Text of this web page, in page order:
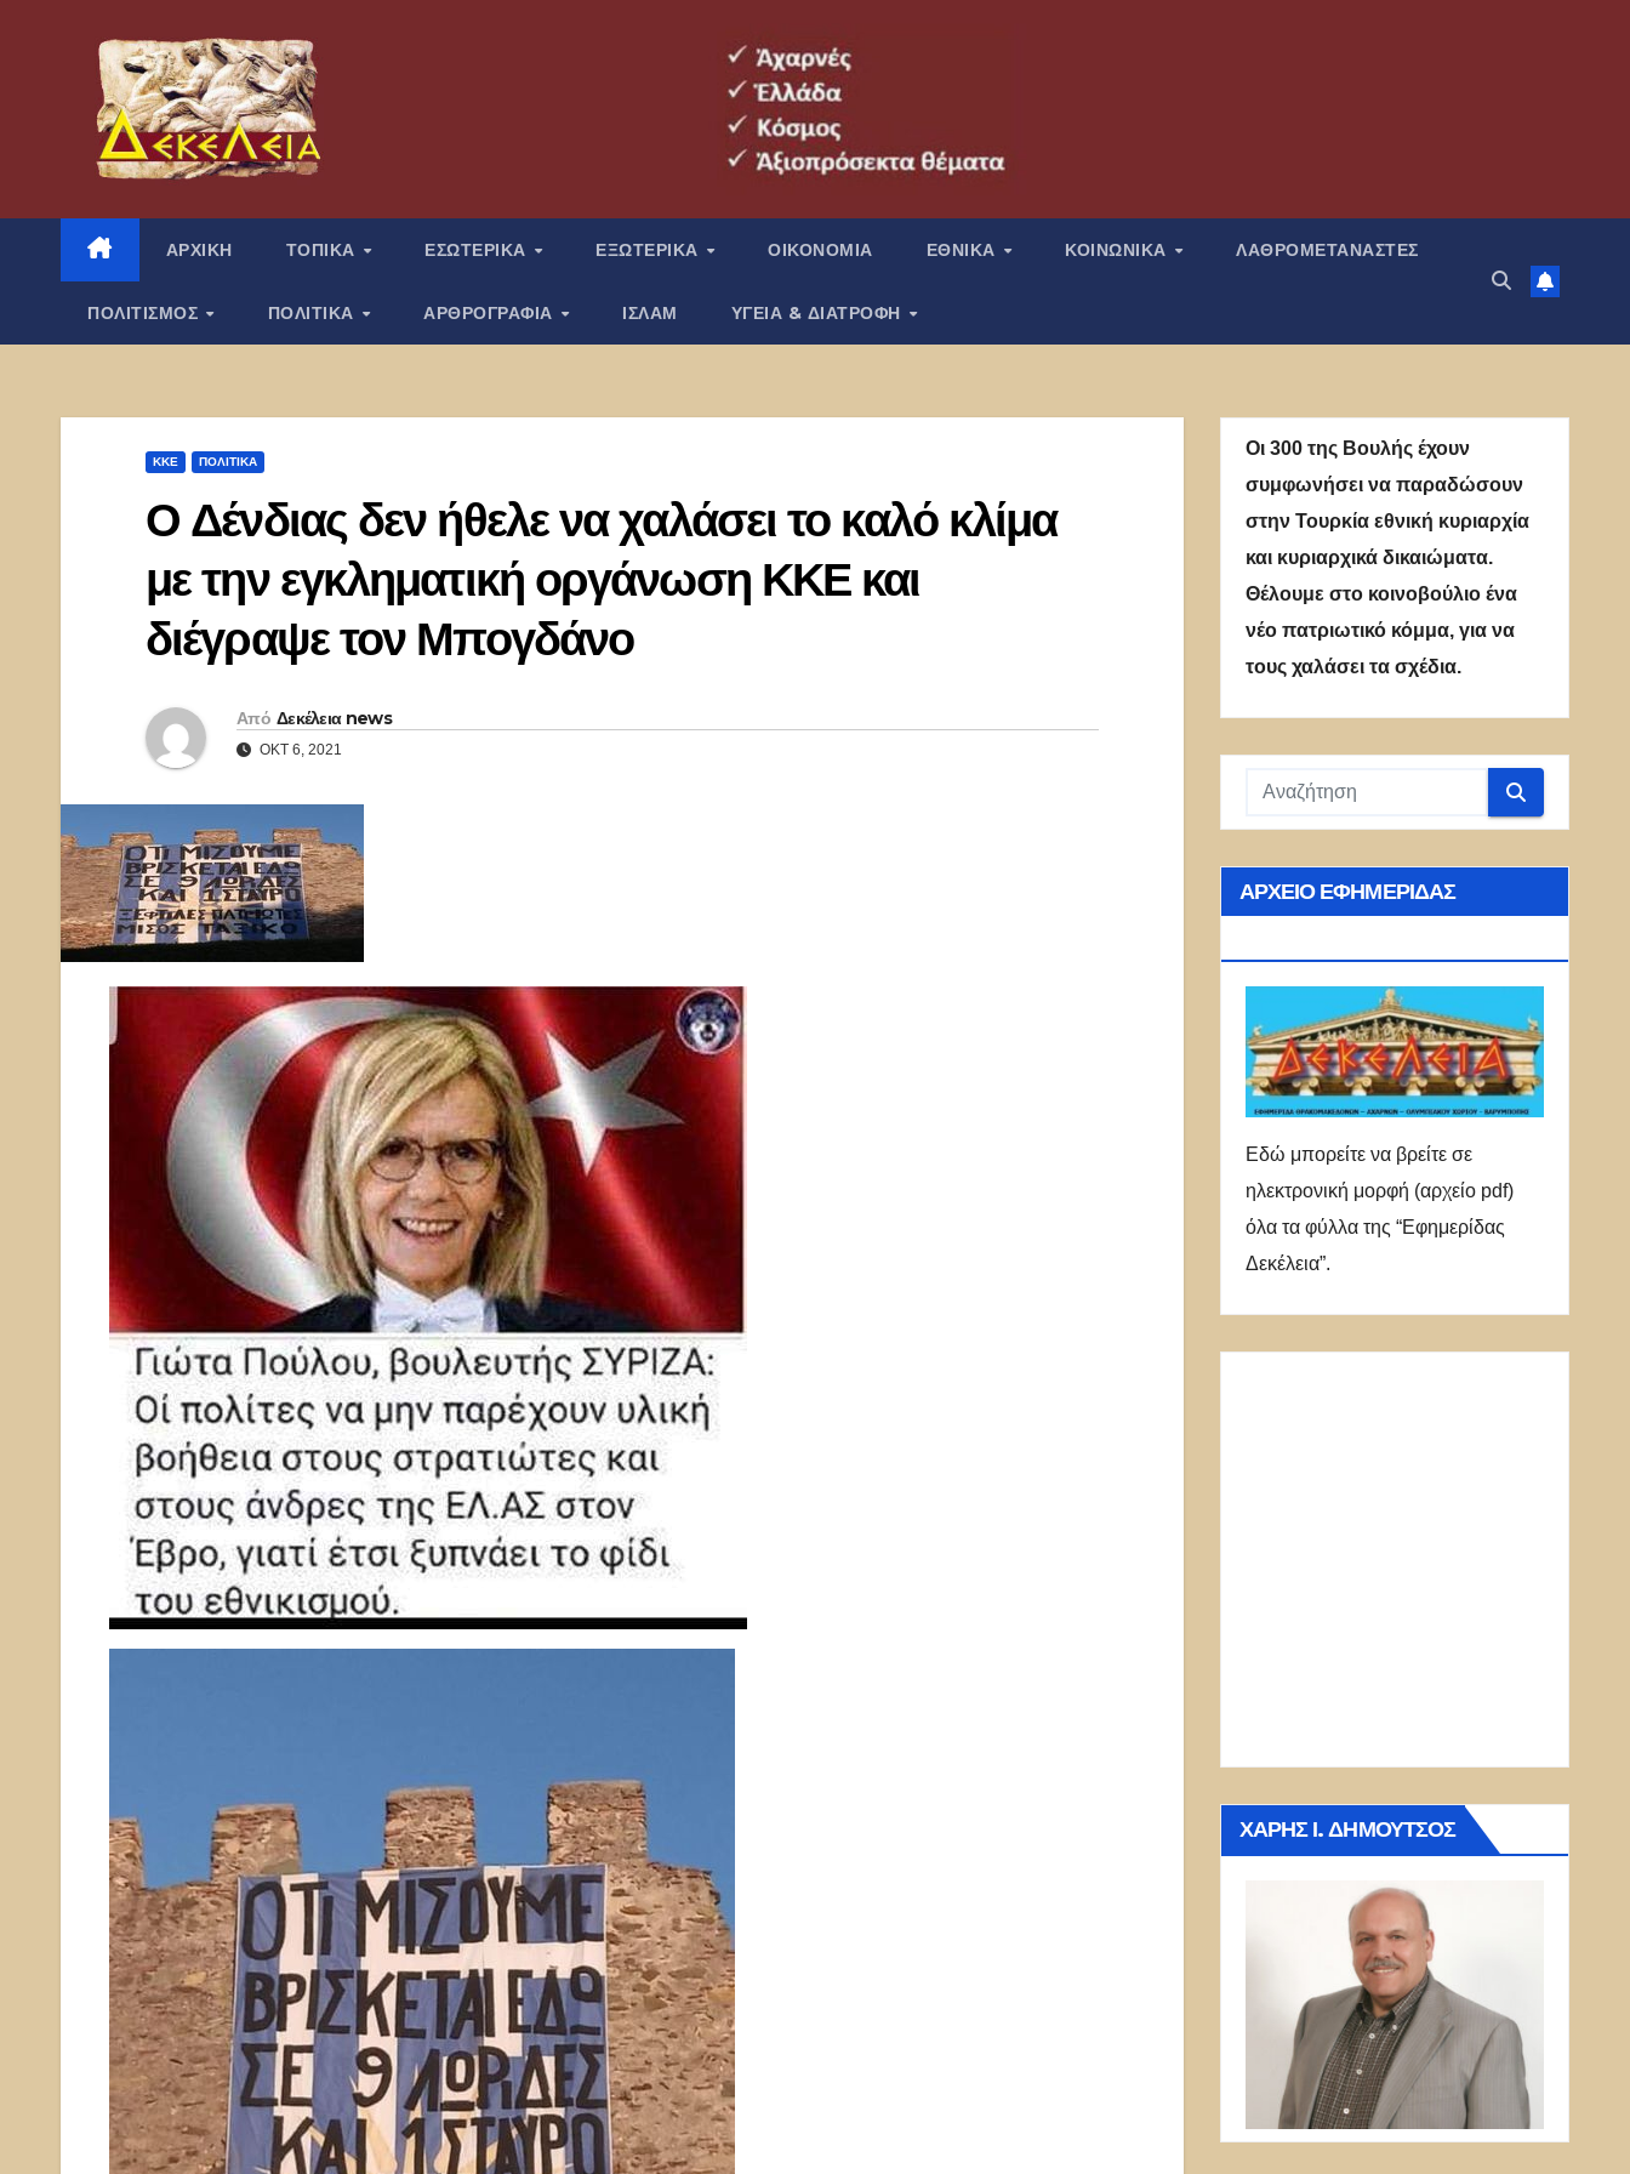
περιεχόμενο
ΑΡΧΙΚΗ ΤΟΠΙΚΑ ΕΣΩΤΕΡΙΚΑ ΕΞΩΤΕΡΙΚΑ ΟΙΚΟΝΟΜΙΑ ΕΘΝΙΚΑ ΚΟΙΝΩΝΙΚΑ ΛΑΘΡΟΜΕΤΑΝΑΣΤΕΣ
ΠΟΛΙΤΙΣΜΟΣ ΠΟΛΙΤΙΚΑ ΑΡΘΡΟΓΡΑΦΙΑ ΙΣΛΑΜ ΥΓΕΙΑ & ΔΙΑΤΡΟΦΗ
ΚΚΕ ΠΟΛΙΤΙΚΑ
Ο Δένδιας δεν ήθελε να χαλάσει το καλό κλίμα
με την εγκληματική οργάνωση ΚΚΕ και
διέγραψε τον Μπογδάνο
Από Δεκέλεια news
ΟΚΤ 6, 2021
Οι 300 της Βουλής έχουν
συμφωνήσει να παραδώσουν
στην Τουρκία εθνική κυριαρχία
και κυριαρχικά δικαιώματα.
Θέλουμε στο κοινοβούλιο ένα
νέο πατριωτικό κόμμα, για να
τους χαλάσει τα σχέδια.
ΑΡΧΕΊΟ ΕΦΗΜΕΡΊΔΑΣ
Εδώ μπορείτε να βρείτε σε
ηλεκτρονική μορφή (αρχείο pdf)
όλα τα φύλλα της “Εφημερίδας
Δεκέλεια”.
ΧΆΡΗΣ Ι. ΔΗΜΟΎΤΣΟΣ